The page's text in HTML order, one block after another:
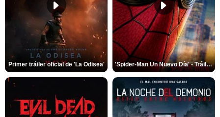
Primer tráiler oficial de 'La Odisea' 'Spider-Man Un Nuevo Día' - Tráiler oficial subtitulado